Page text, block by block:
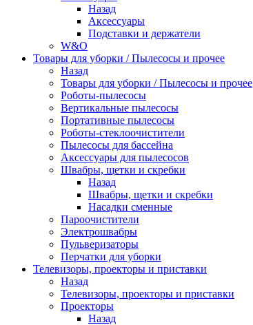
Назад
Аксессуары
Подставки и держатели
W&O
Товары для уборки / Пылесосы и прочее
Назад
Товары для уборки / Пылесосы и прочее
Роботы-пылесосы
Вертикальные пылесосы
Портативные пылесосы
Роботы-стеклоочистители
Пылесосы для бассейна
Аксессуары для пылесосов
Швабры, щетки и скребки
Назад
Швабры, щетки и скребки
Насадки сменные
Пароочистители
Электрошвабры
Пульверизаторы
Перчатки для уборки
Телевизоры, проекторы и приставки
Назад
Телевизоры, проекторы и приставки
Проекторы
Назад